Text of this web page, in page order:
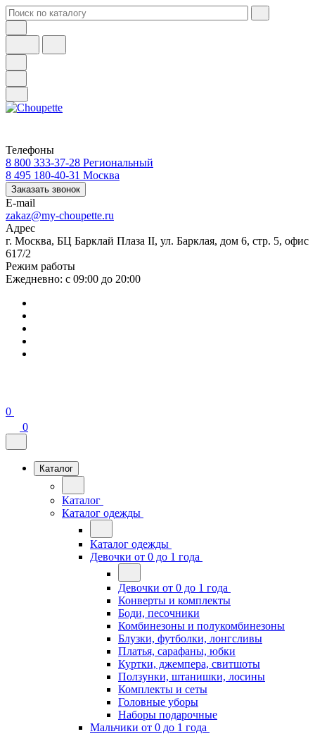
Телефоны
8 800 333-37-28 Региональный
8 495 180-40-31 Москва
Заказать звонок
E-mail
zakaz@my-choupette.ru
Адрес
г. Москва, БЦ Барклай Плаза II, ул. Барклая, дом 6, стр. 5, офис
617/2
Режим работы
Ежедневно: с 09:00 до 20:00
0
0
Каталог
Каталог
Каталог одежды
Каталог одежды
Девочки от 0 до 1 года
Девочки от 0 до 1 года
Конверты и комплекты
Боди, песочники
Комбинезоны и полукомбинезоны
Блузки, футболки, лонгсливы
Платья, сарафаны, юбки
Куртки, джемпера, свитшоты
Ползунки, штанишки, лосины
Комплекты и сеты
Головные уборы
Наборы подарочные
Мальчики от 0 до 1 года